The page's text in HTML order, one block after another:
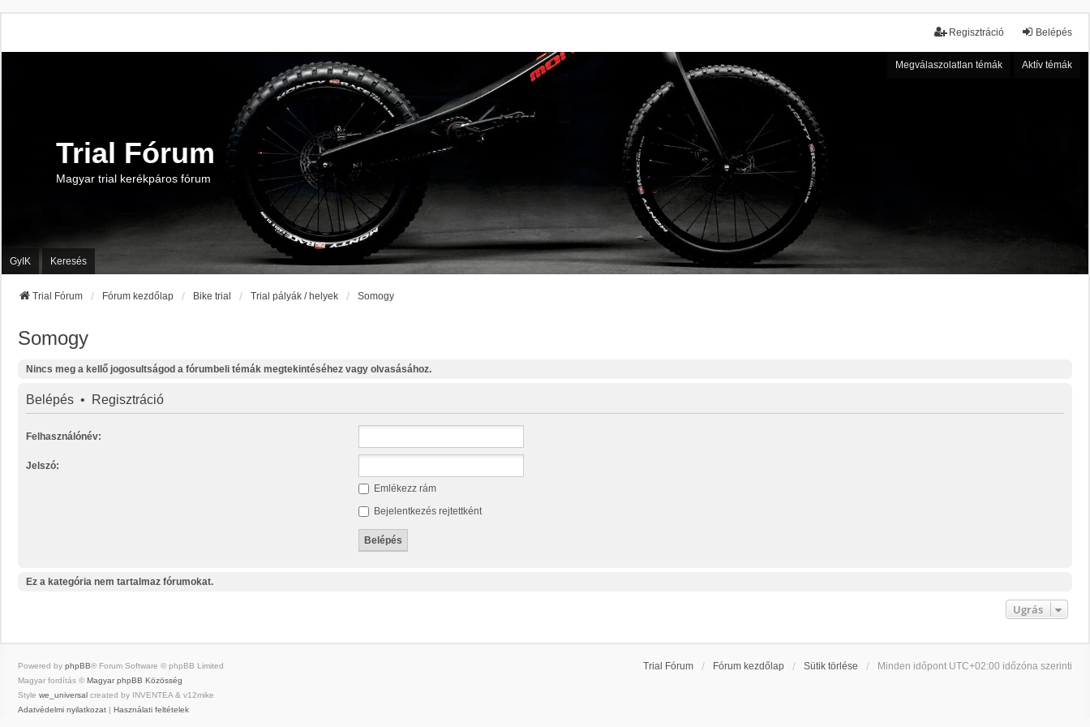
Belépés
Regisztráció
Megválaszolatlan témák Aktív témák
Trial Fórum
Magyar trial kerékpáros fórum
GyIK Keresés
Trial Fórum Fórum kezdőlap Bike trial Trial pályák / helyek Somogy
Somogy
Nincs meg a kellő jogosultságod a fórumbeli témák megtekintéséhez vagy olvasásához.
Belépés • Regisztráció
Felhasználónév:
Jelszó:
Emlékezz rám
Bejelentkezés rejtettként
Ez a kategória nem tartalmaz fórumokat.
Ugrás
Trial Fórum Fórum kezdőlap Sütik törlése Minden időpont UTC+02:00 időzóna szerinti
Powered by phpBB® Forum Software © phpBB Limited
Magyar fordítás © Magyar phpBB Közösség
Style we_universal created by INVENTEA & v12mike
Adatvédelmi nyilatkozat
Használati feltételek